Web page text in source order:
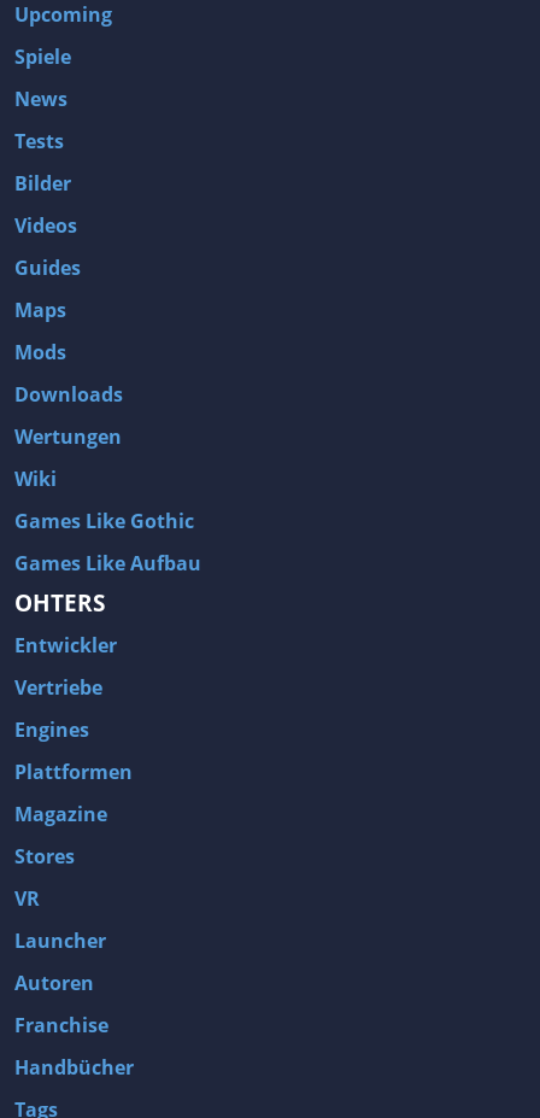
Upcoming
Spiele
News
Tests
Bilder
Videos
Guides
Maps
Mods
Downloads
Wertungen
Wiki
Games Like Gothic
Games Like Aufbau
OHTERS
Entwickler
Vertriebe
Engines
Plattformen
Magazine
Stores
VR
Launcher
Autoren
Franchise
Handbücher
Tags